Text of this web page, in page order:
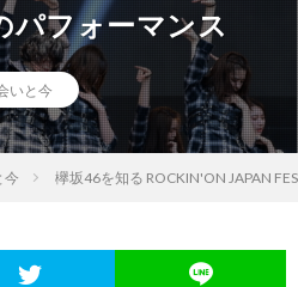
パフォーマンス
いと今
今 欅坂46を知る ROCKIN'ON JAPAN